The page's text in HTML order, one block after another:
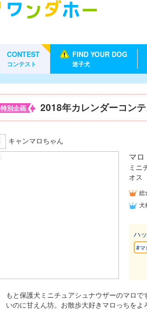
CONTEST
コンテスト
FIND YOUR DOG
迷子犬
特別企画 2018年カレンダーコン
キャンマロちゃん
マロ
ミニ
オス
総
犬
ハ
#マ
もと保護犬ミニチュアシュナウザーのマロ
いのに甘えん坊。お散歩大好きマロっちをよ